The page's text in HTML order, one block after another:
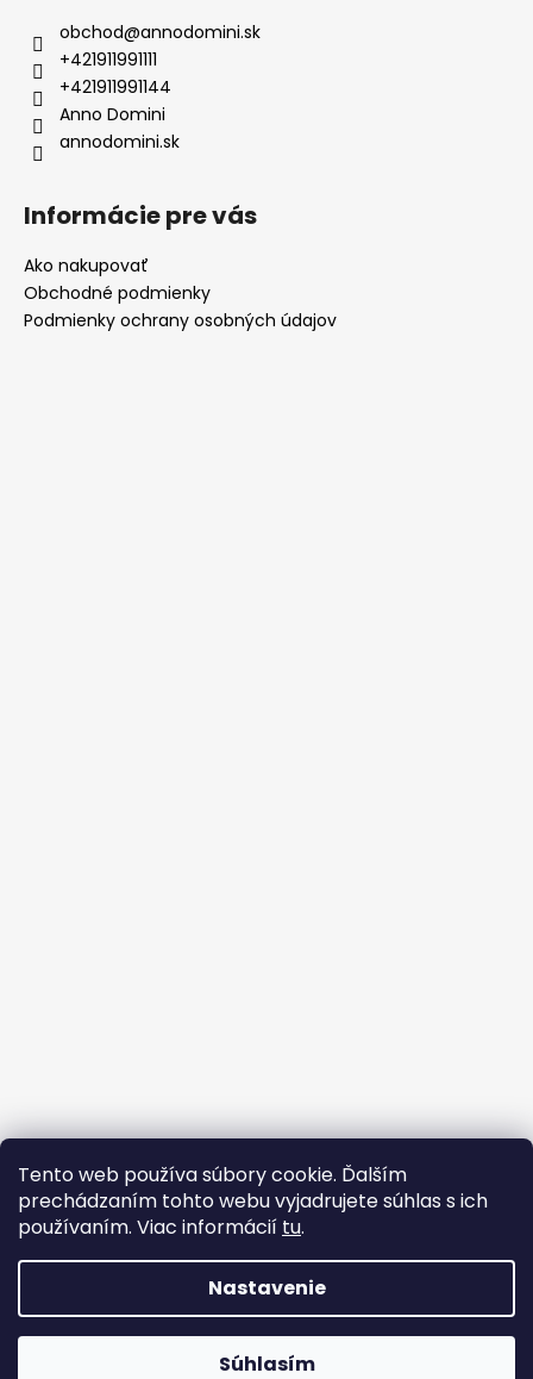
Tento web používa súbory cookie. Ďalším
prechádzaním tohto webu vyjadrujete súhlas s ich
používaním. Viac informácií tu.
Nastavenie
Súhlasím
obchod@annodomini.sk
+421911991111
+421911991144
Anno Domini
annodomini.sk
Informácie pre vás
Ako nakupovať
Obchodné podmienky
Podmienky ochrany osobných údajov
Ochrana osobných údajov Obchodné Podmienky
Copyright 2026ANNO DOMINI. Všetky práva vyhradené.
Upraviť nastavenie cookies